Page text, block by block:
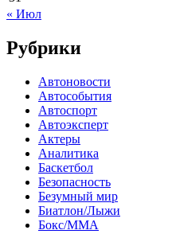
« Июл
Рубрики
Автоновости
Автособытия
Автоспорт
Автоэксперт
Актеры
Аналитика
Баскетбол
Безопасность
Безумный мир
Биатлон/Лыжи
Бокс/MMA